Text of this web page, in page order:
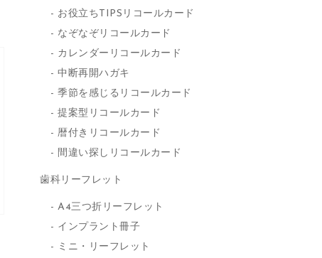
お役立ちTIPSリコールカード
なぞなぞリコールカード
カレンダーリコールカード
中断再開ハガキ
季節を感じるリコールカード
提案型リコールカード
暦付きリコールカード
間違い探しリコールカード
歯科リーフレット
A4三つ折リーフレット
インプラント冊子
ミニ・リーフレット